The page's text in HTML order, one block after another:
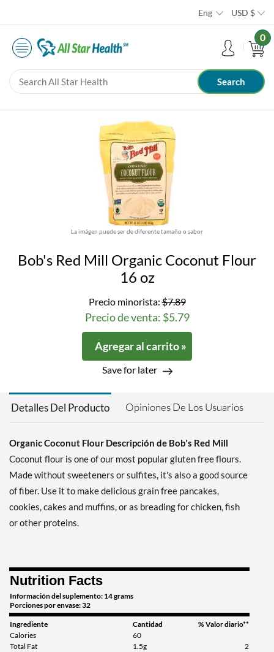
Eng USD $
0
La imágen puede ser de diferente tamaño o sabor
Bob's Red Mill Organic Coconut Flour
16 oz
Precio minorista:$7.89
Precio de venta: $5.79
Agregar al carrito »
Save for later
Detalles Del Producto Opiniones De Los Usuarios
Organic Coconut Flour Descripción de Bob's Red Mill
Coconut flour is one of our most popular gluten free flours.
Made without sweeteners or sulfites, it's also a good source
of fiber. Use it to make delicious grain free pancakes,
cookies, cakes and muffins, or as breading for chicken, fish
or other proteins.
Nutrition Facts
Información del suplemento: 14 grams
Porciones por envase: 32
Ingrediente Cantidad
% Valor diario**
Calories
60
Total Fat
1.5g
2